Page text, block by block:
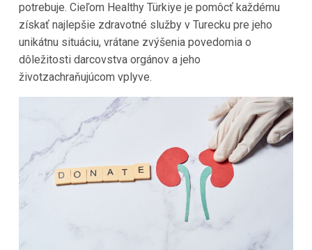
potrebuje. Cieľom Healthy Türkiye je pomôcť každému
získať najlepšie zdravotné služby v Turecku pre jeho
unikátnu situáciu, vrátane zvýšenia povedomia o
dôležitosti darcovstva orgánov a jeho
životzachraňujúcom vplyve.